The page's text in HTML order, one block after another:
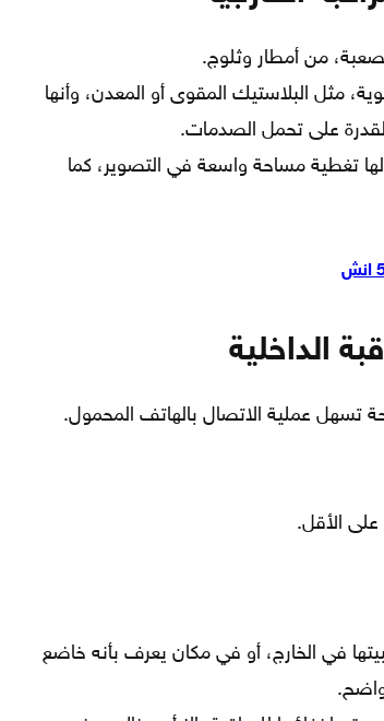
من أمطار وثلوج.
مثل البلاستيك المقوى أو المعدن، وأنها
القدرة على تحمل الصدمات.
تغطية مساحة واسعة في التصوير، كما
الداخلية
عملية الاتصال بالهاتف المحمول.
في الخارج، أو في مكان يعرف بأنه خاضع
واضح.